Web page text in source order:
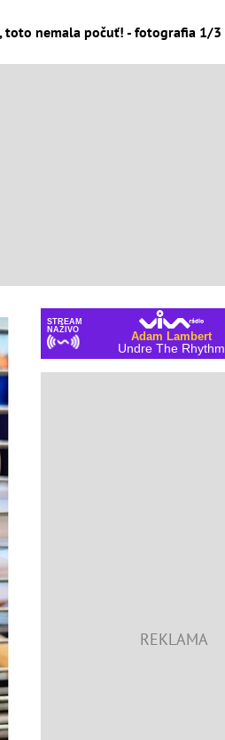
toto nemala počuť! - fotografia 1/3
STREAM
NAŽIVO
Adam Lambert
Undre The Rhythm